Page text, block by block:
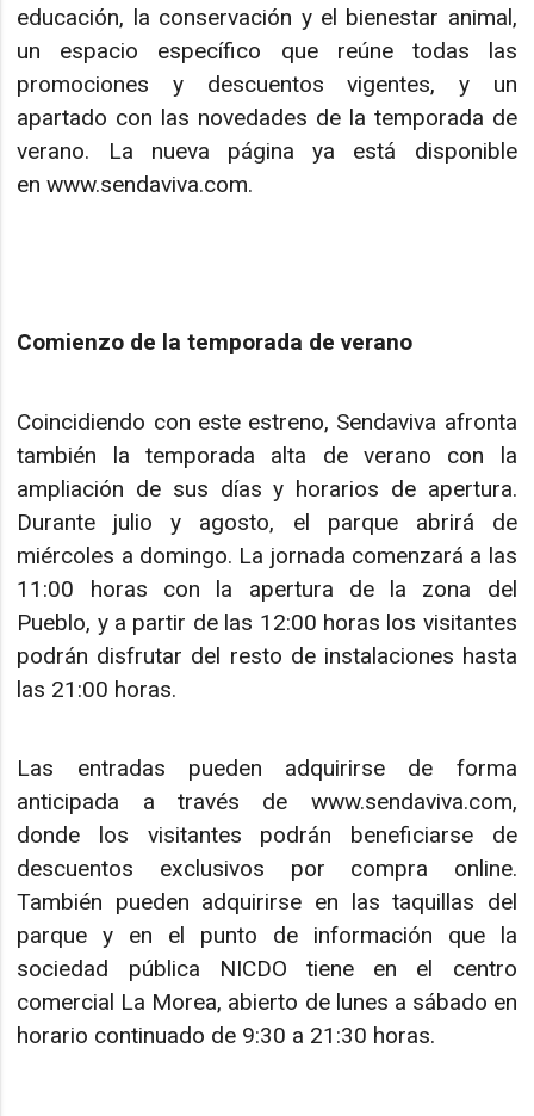
educación, la conservación y el bienestar animal,
un espacio específico que reúne todas las
promociones y descuentos vigentes, y un
apartado con las novedades de la temporada de
verano. La nueva página ya está disponible
en www.sendaviva.com.
Comienzo de la temporada de verano
Coincidiendo con este estreno, Sendaviva afronta
también la temporada alta de verano con la
ampliación de sus días y horarios de apertura.
Durante julio y agosto, el parque abrirá de
miércoles a domingo. La jornada comenzará a las
11:00 horas con la apertura de la zona del
Pueblo, y a partir de las 12:00 horas los visitantes
podrán disfrutar del resto de instalaciones hasta
las 21:00 horas.
Las entradas pueden adquirirse de forma
anticipada a través de www.sendaviva.com,
donde los visitantes podrán beneficiarse de
descuentos exclusivos por compra online.
También pueden adquirirse en las taquillas del
parque y en el punto de información que la
sociedad pública NICDO tiene en el centro
comercial La Morea, abierto de lunes a sábado en
horario continuado de 9:30 a 21:30 horas.